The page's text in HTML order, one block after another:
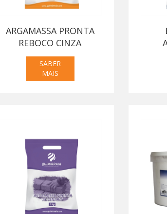
ARGAMASSA PRONTA
REBOCO CINZA
SABER
MAIS